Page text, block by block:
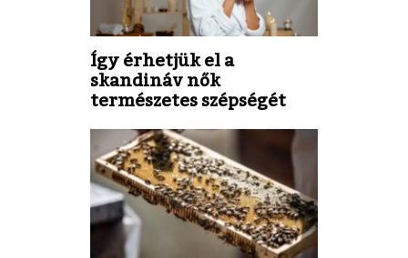
Így érhetjük el a
skandináv nők
természetes szépségét